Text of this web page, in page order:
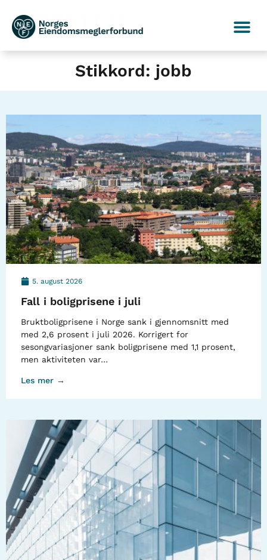
Stikkord: jobb
5. august 2026
Fall i boligprisene i juli
Bruktboligprisene i Norge sank i gjennomsnitt med
med 2,6 prosent i juli 2026. Korrigert for
sesongvariasjoner sank boligprisene med 1,1 prosent,
men aktiviteten var…
Les mer →